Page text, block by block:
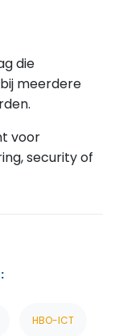
die
meerdere
voor
security of
HBO-ICT